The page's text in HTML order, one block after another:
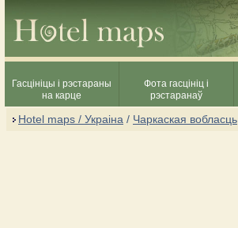
Гасцініцы і рэстараны
на карце
Фота гасцініц і
рэстаранаў
Hotel maps / Украіна / Чаркаская вобласць